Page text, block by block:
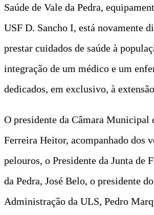
Saúde de Vale da Pedra,
USF D. Sancho I, está novamente
prestar cuidados de saúde à
integração de um médico e um
dedicados, em exclusivo, à
O presidente da Câmara Municipal
Ferreira Heitor, acompanhado dos
pelouros, o Presidente da Junta de
da Pedra, José Belo, o presidente
Administração da ULS, Pedro